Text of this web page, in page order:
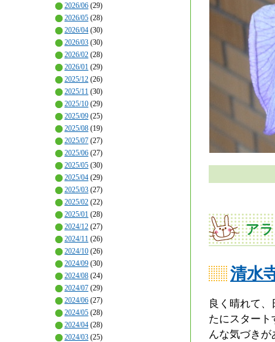
2026/06 (29)
2026/05 (28)
2026/04 (30)
2026/03 (30)
2026/02 (28)
2026/01 (29)
2025/12 (26)
2025/11 (30)
2025/10 (29)
2025/09 (25)
2025/08 (19)
2025/07 (27)
2025/06 (27)
2025/05 (30)
2025/04 (29)
2025/03 (27)
2025/02 (22)
2025/01 (28)
2024/12 (27)
2024/11 (26)
2024/10 (26)
2024/09 (30)
2024/08 (24)
2024/07 (29)
2024/06 (27)
2024/05 (28)
2024/04 (28)
2024/03 (25)
ア
清水
良く晴れて
たにスタート
んな気づき